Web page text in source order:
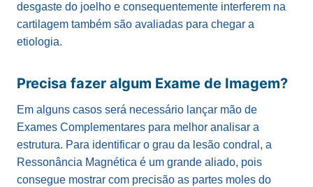
desgaste do joelho e consequentemente interferem na
cartilagem também são avaliadas para chegar a
etiologia.
Precisa fazer algum Exame de Imagem?
Em alguns casos será necessário lançar mão de
Exames Complementares para melhor analisar a
estrutura. Para identificar o grau da lesão condral, a
Ressonância Magnética é um grande aliado, pois
consegue mostrar com precisão as partes moles do